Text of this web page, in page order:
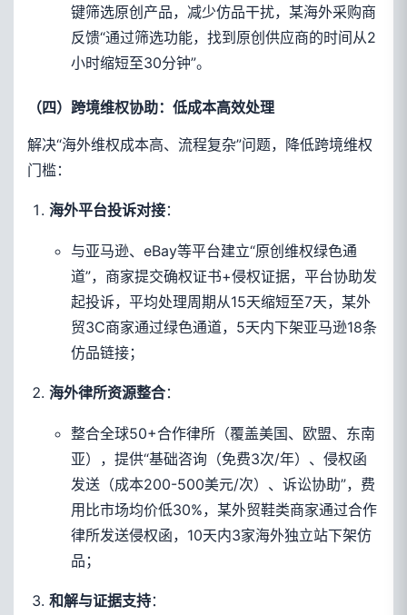
键筛选原创产品，减少仿品干扰，某海外采购商
反馈“通过筛选功能，找到原创供应商的时间从2
小时缩短至30分钟”。
（四）跨境维权协助：低成本高效处理
解决“海外维权成本高、流程复杂”问题，降低跨境维权
门槛：
海外平台投诉对接：
与亚马逊、eBay等平台建立“原创维权绿色通
道”，商家提交确权证书+侵权证据，平台协助发
起投诉，平均处理周期从15天缩短至7天，某外
贸3C商家通过绿色通道，5天内下架亚马逊18条
仿品链接；
海外律所资源整合：
整合全球50+合作律所（覆盖美国、欧盟、东南
亚），提供“基础咨询（免费3次/年）、侵权函
发送（成本200-500美元/次）、诉讼协助”，费
用比市场均价低30%，某外贸鞋类商家通过合作
律所发送侵权函，10天内3家海外独立站下架仿
品；
和解与证据支持：